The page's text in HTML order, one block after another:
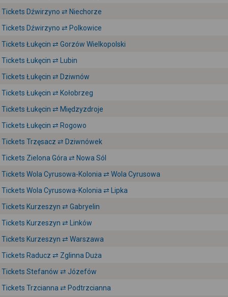
Tickets Dźwirzyno ⇄ Niechorze
Tickets Dźwirzyno ⇄ Polkowice
Tickets Łukęcin ⇄ Gorzów Wielkopolski
Tickets Łukęcin ⇄ Lubin
Tickets Łukęcin ⇄ Dziwnów
Tickets Łukęcin ⇄ Kołobrzeg
Tickets Łukęcin ⇄ Międzyzdroje
Tickets Łukęcin ⇄ Rogowo
Tickets Trzęsacz ⇄ Dziwnówek
Tickets Zielona Góra ⇄ Nowa Sól
Tickets Wola Cyrusowa-Kolonia ⇄ Wola Cyrusowa
Tickets Wola Cyrusowa-Kolonia ⇄ Lipka
Tickets Kurzeszyn ⇄ Gabryelin
Tickets Kurzeszyn ⇄ Linków
Tickets Kurzeszyn ⇄ Warszawa
Tickets Raducz ⇄ Zglinna Duża
Tickets Stefanów ⇄ Józefów
Tickets Trzcianna ⇄ Podtrzcianna